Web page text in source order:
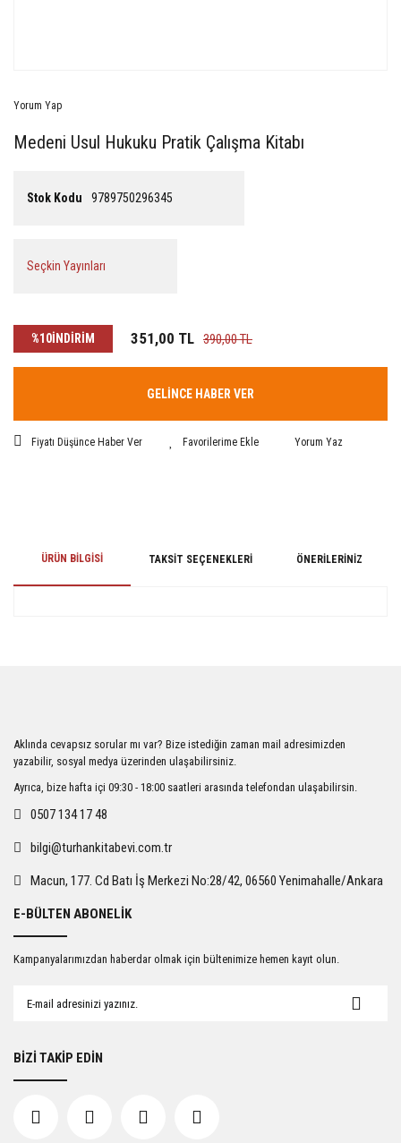
Yorum Yap
Medeni Usul Hukuku Pratik Çalışma Kitabı
Stok Kodu 9789750296345
Seçkin Yayınları
%10İNDİRİM 351,00 TL 390,00 TL
GELİNCE HABER VER
Fiyatı Düşünce Haber Ver Yorum Yaz
ÜRÜN BILGISI TAKSIT SEÇENEKLERI ÖNERILERINIZ
Ürün açıklamasında eksik bilgiler bulunuyor.
Ürün bilgilerinde hatalar bulunuyor.
Ürün fiyatı diğer sitelerden daha pahalı.
Gönder
Aklında cevapsız sorular mı var? Bize istediğin zaman mail adresimizden
yazabilir, sosyal medya üzerinden ulaşabilirsiniz.
Ayrıca, bize hafta içi 09:30 - 18:00 saatleri arasında telefondan ulaşabilirsin.
0507 134 17 48
bilgi@turhankitabevi.com.tr
Macun, 177. Cd Batı İş Merkezi No:28/42, 06560 Yenimahalle/Ankara
E-BÜLTEN ABONELİK
Kampanyalarımızdan haberdar olmak için bültenimize hemen kayıt olun.
BİZİ TAKİP EDİN